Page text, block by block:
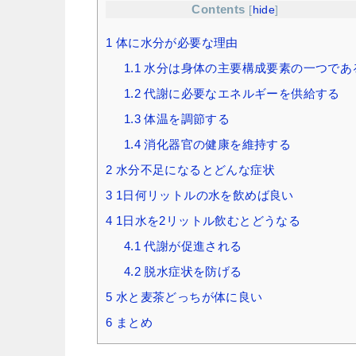
Contents [hide]
1 体に水分が必要な理由
1.1 水分は身体の主要構成要素の一つであ
1.2 代謝に必要なエネルギーを供給する
1.3 体温を調節する
1.4 消化器官の健康を維持する
2 水分不足になるとどんな症状
3 1日何リットルの水を飲めば良い
4 1日水を2リットル飲むとどうなる
4.1 代謝が促進される
4.2 脱水症状を防げる
5 水と麦茶どっちが体に良い
6 まとめ